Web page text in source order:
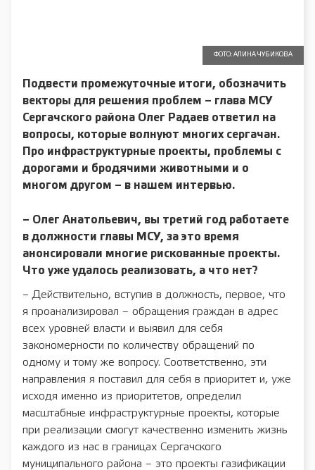
ФОТО: АЛИНА ЧУБИКОВА
Подвести промежуточные итоги, обозначить
векторы для решения проблем – глава МСУ
Сергачского района Олег Радаев ответил на
вопросы, которые волнуют многих сергачан.
Про инфраструктурные проекты, проблемы с
дорогами и бродячими животными и о
многом другом – в нашем интервью.
– Олег Анатольевич, вы третий год работаете
в должности главы МСУ, за это время
анонсировали многие рискованные проекты.
Что уже удалось реализовать, а что нет?
– Действительно, вступив в должность, первое, что
я проанализировал – обращения граждан в адрес
всех уровней власти и выявил для себя
закономерности по количеству обращений по
одному и тому же вопросу. Соответственно, эти
направления я поставил для себя в приоритет и, уже
исходя именно из приоритетов, определил
масштабные инфраструктурные проекты, которые
при реализации смогут качественно изменить жизнь
каждого из нас в границах Сергачского
муниципального района – это проекты газификации